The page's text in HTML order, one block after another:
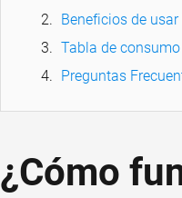
Beneficios de
Tabla de
Preguntas
¿Cómo